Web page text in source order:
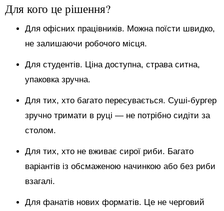
Для кого це рішення?
Для офісних працівників. Можна поїсти швидко,
не залишаючи робочого місця.
Для студентів. Ціна доступна, страва ситна,
упаковка зручна.
Для тих, хто багато пересувається. Суші-бургер
зручно тримати в руці — не потрібно сидіти за
столом.
Для тих, хто не вживає сирої риби. Багато
варіантів із обсмаженою начинкою або без риби
взагалі.
Для фанатів нових форматів. Це не черговий